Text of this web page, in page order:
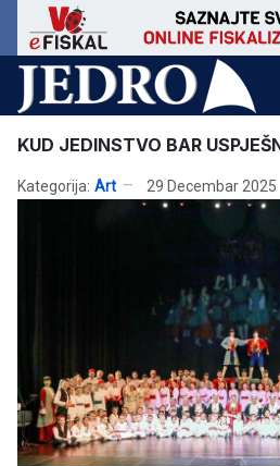
KUD JEDINSTVO BAR
Kategorija: Art 29 Decembar 2025